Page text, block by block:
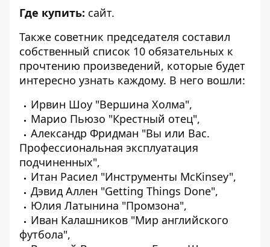
Где купить: сайт.
Также советник председателя составил
собственный список 10 обязательных к
прочтению произведений, которые будет
интересно узнать каждому. В него вошли:
Ирвин Шоу "Вершина Холма",
Марио Пьюзо "Крестный отец",
Александр Фридман "Вы или Вас.
Профессиональная эксплуатация
подчиненных",
Итан Расиел "Инструменты McKinsey",
Дэвид Аллен "Getting Things Done",
Юлия Латынина "Промзона",
Иван Калашников "Мир английского
футбола",